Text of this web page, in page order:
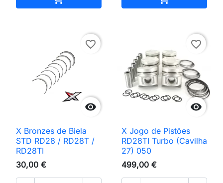

favorite_border
X Bronzes de Biela
STD RD28 / RD28T /
RD28TI
30,00 €

favorite_border
X Jogo de Pistões
RD28TI Turbo (Cavilha
27) 050
499,00 €